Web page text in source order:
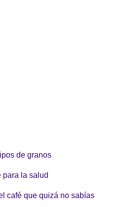
de granos
para la salud
café que quizá no sabías